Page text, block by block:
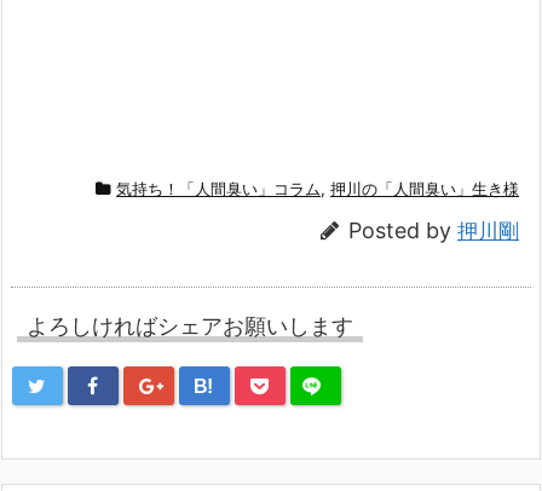
気持ち！「人間臭い」コラム, 押川の「人間臭い」生き様
Posted by 押川剛
よろしければシェアお願いします
B!